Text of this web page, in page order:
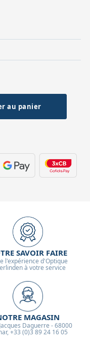
au panier
SAVOIR FAIRE
l'expérience d'Optique
à votre service
MAGASIN
Daguerre - 68000
+33 (0)3 89 24 16 05